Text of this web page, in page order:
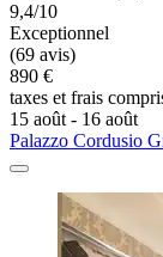
9,4/10
Exceptionnel
(69 avis)
890 €
taxes et frais
15 août - 16 août
Palazzo Cordusio